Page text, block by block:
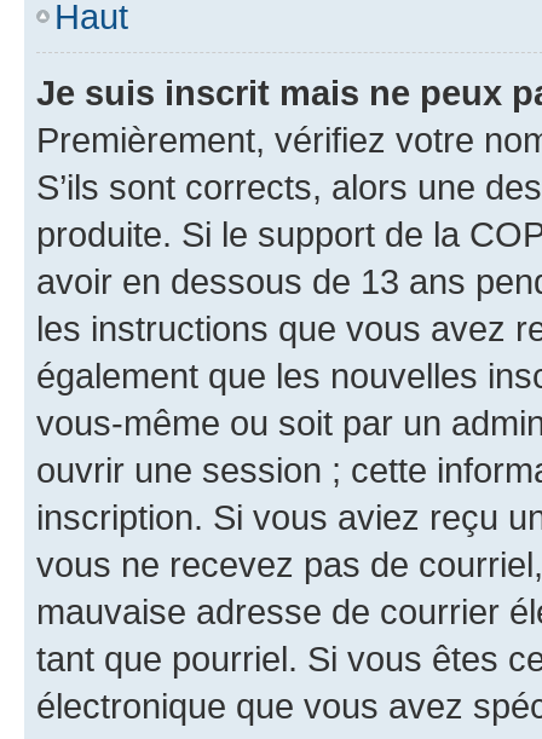
Haut
Je suis inscrit mais ne peux
Premièrement, vérifiez votre
S’ils sont corrects, alors une
produite. Si le support de la
avoir en dessous de 13 ans
les instructions que vous avez
également que les nouvelles
vous-même ou soit par un
ouvrir une session ; cette
inscription. Si vous aviez reçu
vous ne recevez pas de
mauvaise adresse de courrier
tant que pourriel. Si vous êtes
électronique que vous avez